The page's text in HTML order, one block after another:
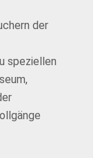
der
speziellen